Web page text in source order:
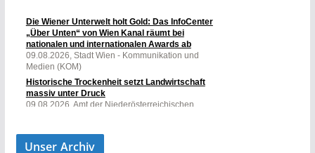
Unser Archiv